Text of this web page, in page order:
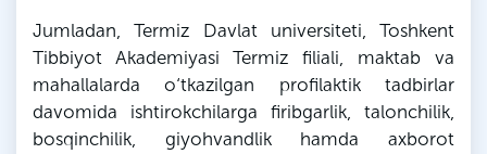
Jumladan, Termiz Davlat universiteti, Toshkent
Tibbiyot Akademiyasi Termiz filiali, maktab va
mahallalarda o‘tkazilgan profilaktik tadbirlar
davomida ishtirokchilarga firibgarlik, talonchilik,
bosqinchilik, giyohvandlik hamda axborot